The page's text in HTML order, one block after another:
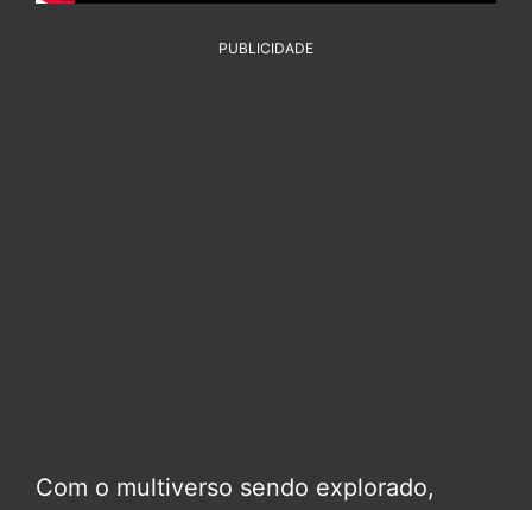
PUBLICIDADE
Com o multiverso sendo explorado,